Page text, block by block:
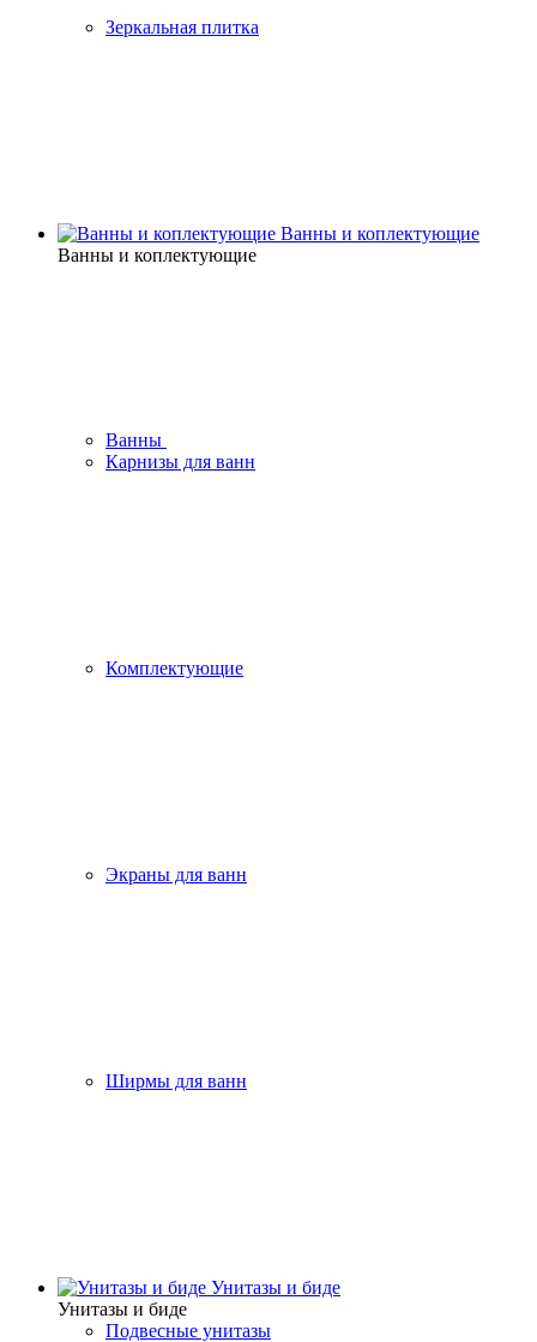
Зеркальная плитка
Ванны и коплектующие
Ванны и коплектующие
Ванны
Карнизы для ванн
Комплектующие
Экраны для ванн
Ширмы для ванн
Унитазы и биде
Унитазы и биде
Подвесные унитазы